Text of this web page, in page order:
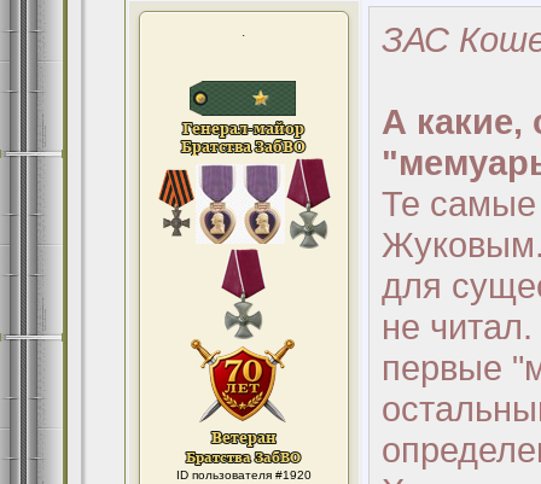
.
ID пользователя #1920
ЗАС
А какие,
Те
для
не
первые